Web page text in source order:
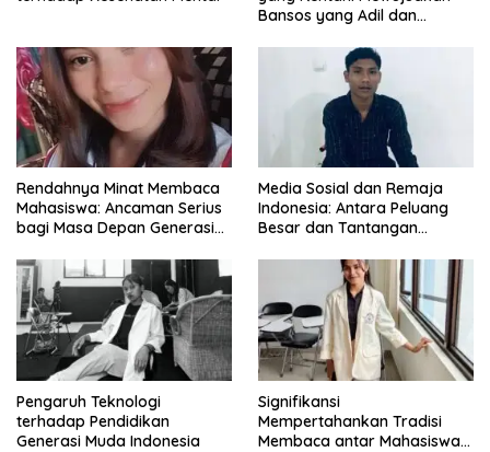
Bansos yang Adil dan
Rendahnya Minat Membaca
Mahasiswa: Ancaman Serius
bagi Masa Depan Generasi
Media Sosial dan Remaja
Indonesia: Antara Peluang
Besar dan Tantangan
Pengaruh Teknologi
terhadap Pendidikan
Generasi Muda Indonesia
Signifikansi
Mempertahankan Tradisi
Membaca antar Mahasiswa